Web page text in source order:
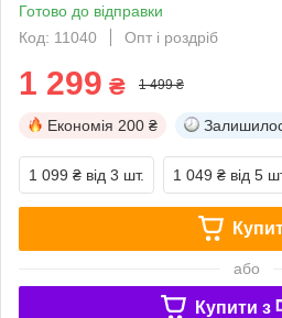
Готово до відправки
Код: 11040
Опт і роздріб
1 299 ₴ 1 499 ₴
Економія 200 ₴
1 099 ₴ від 3 шт. 1 049 ₴ від 5
або
Купити з